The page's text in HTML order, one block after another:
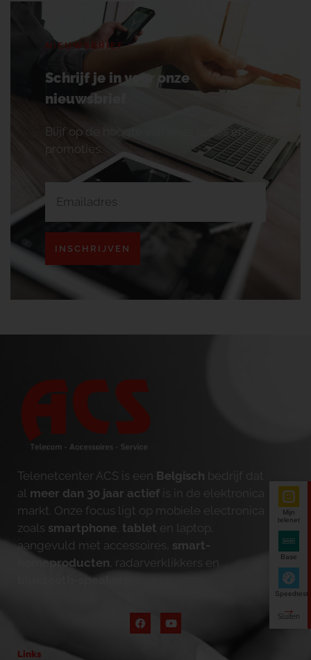
NIEUWSBRIEF
Schrijf je in voor onze
nieuwsbrief
Blijf op de hoogte van onze acties en
promoties.
INSCHRIJVEN
Telenetcenter ACS is een Belgisch bedrijf dat
al meer dan 30 jaar actief is in de elektronica
markt. Onze focus ligt op mobiele electronica
zoals smartphone tablet en laptop,
aangevuld met accessoires, smart-
homeproducten , radarverklikkers en
bluetooth-speakers
Links
Mijn
telenet
Base
Speedtest